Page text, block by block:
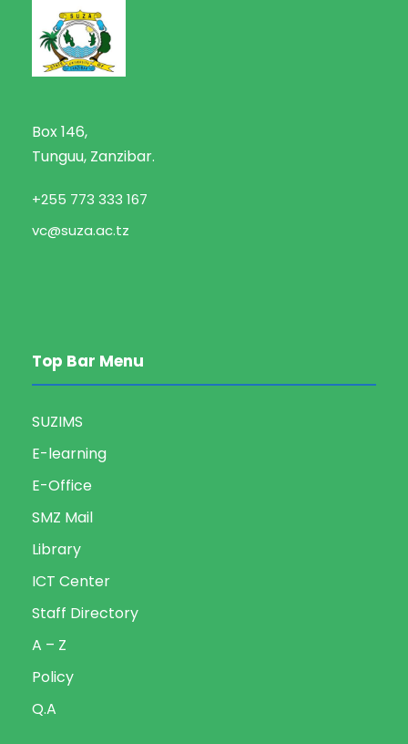
Box 146,
Tunguu, Zanzibar.
+255 773 333 167
vc@suza.ac.tz
Top Bar Menu
SUZIMS
E-learning
E-Office
SMZ Mail
Library
ICT Center
Staff Directory
A – Z
Policy
Q.A